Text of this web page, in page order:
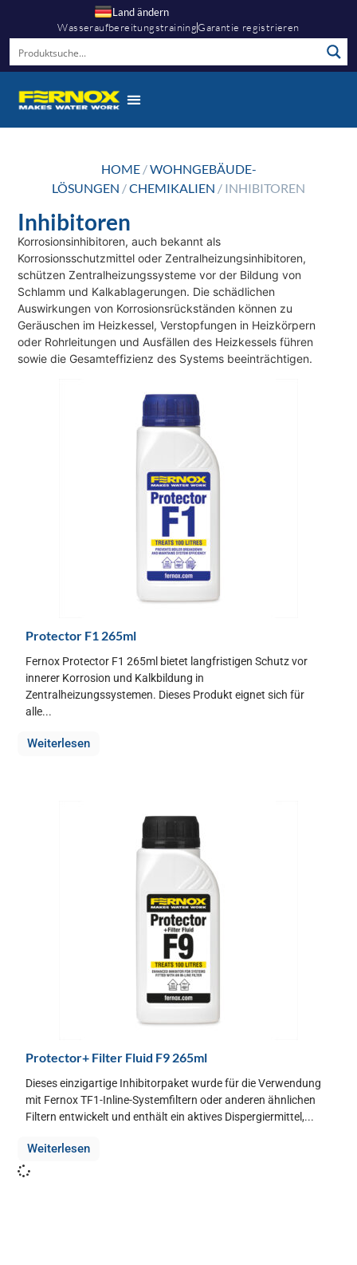
Land ändern
WasseraufbereitungstrainingGarantie registrieren
HOME/WOHNGEBÄUDE-
LÖSUNGEN /CHEMIKALIEN / INHIBITOREN
Inhibitoren
Korrosionsinhibitoren, auch bekannt als
Korrosionsschutzmittel oder Zentralheizungsinhibitoren,
schützen Zentralheizungssysteme vor der Bildung von
Schlamm und Kalkablagerungen. Die schädlichen
Auswirkungen von Korrosionsrückständen können zu
Geräuschen im Heizkessel, Verstopfungen in Heizkörpern
oder Rohrleitungen und Ausfällen des Heizkessels führen
sowie die Gesamteffizienz des Systems beeinträchtigen.
Protector F1 265ml
Fernox Protector F1 265ml bietet langfristigen Schutz vor
innerer Korrosion und Kalkbildung in
Zentralheizungssystemen. Dieses Produkt eignet sich für
alle...
Weiterlesen
Protector+ Filter Fluid F9 265ml
Dieses einzigartige Inhibitorpaket wurde für die Verwendung
mit Fernox TF1-Inline-Systemfiltern oder anderen ähnlichen
Filtern entwickelt und enthält ein aktives Dispergiermittel,...
Weiterlesen